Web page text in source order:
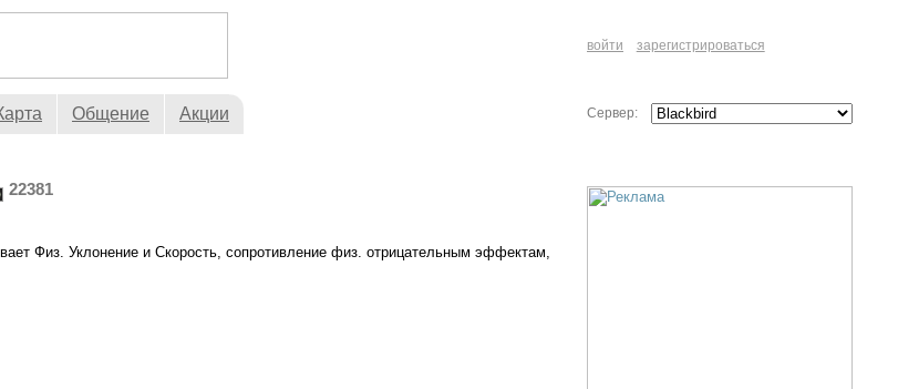
войти зарегистрироваться
Общение Акции Сервер:
22381
Физ. Уклонение и Скорость, сопротивление физ. отрицательным эффектам,